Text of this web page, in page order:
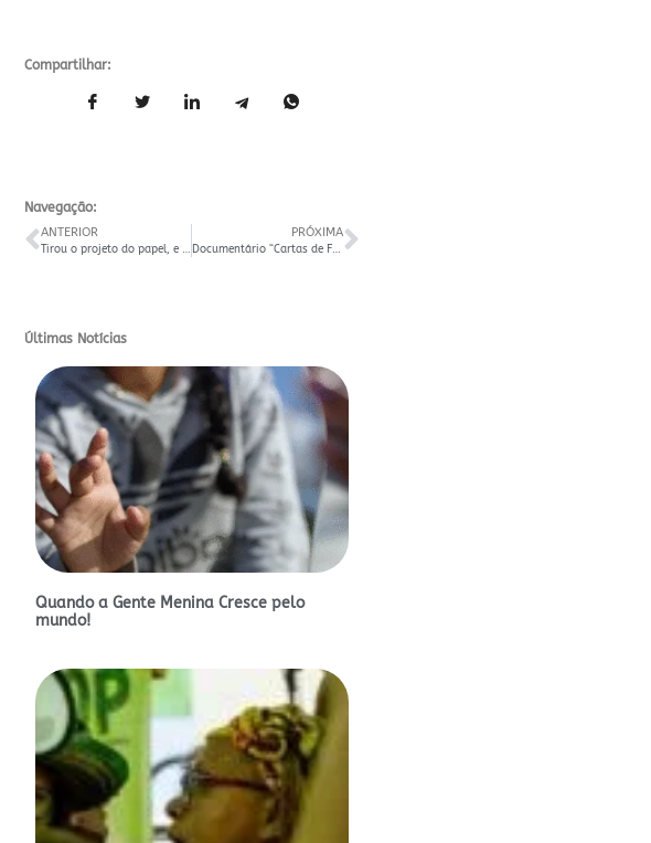
Compartilhar:
Navegação:
ANTERIOR
Tirou o projeto do papel, e agora? TV OVO reúne fazedores culturais para falar sobre gestão e prestação de contas
PRÓXIMA
Documentário “Cartas de Felippe” está disponível no YouTube
Últimas Notícias
Quando a Gente Menina Cresce pelo
mundo!